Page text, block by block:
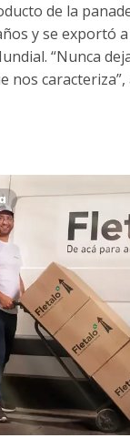
de la
y se exportó
“Nunca
nos